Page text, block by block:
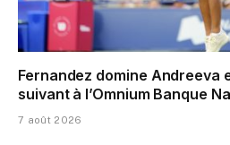
Fernandez domine Andreeva
suivant à l’Omnium Banque
7 août 2026